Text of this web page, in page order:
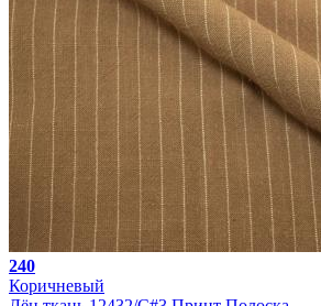
240
Коричневый